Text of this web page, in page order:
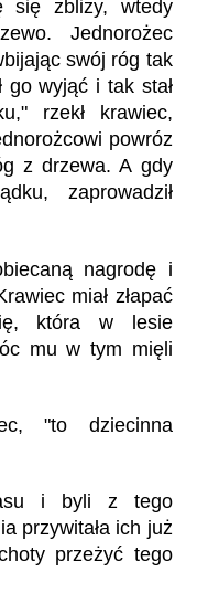
się zbliży, wtedy
Jednorożec
swój róg tak
go wyjąć i tak stał
rzekł krawiec,
powróz
z drzewa. A gdy
zaprowadził
nagrodę i
miał złapać
która w lesie
mu w tym mięli
"to dziecinna
i byli z tego
przywitała ich już
przeżyć tego